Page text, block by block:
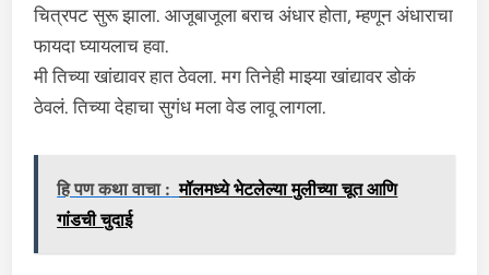
चित्रपट सुरू झाला. आजूबाजूला बराच अंधार होता, म्हणून अंधाराचा
फायदा घ्यायलाच हवा.
मी तिच्या खांद्यावर हात ठेवला. मग तिनेही माझ्या खांद्यावर डोकं
ठेवलं. तिच्या देहाचा सुगंध मला वेड लावू लागला.
हि पण कथा वाचा : मॉलमध्ये भेटलेल्या मुलीच्या चूत आणि
गांडची चुदाई